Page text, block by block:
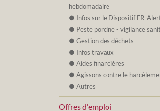
hebdomadaire
Infos sur le Dispositif FR-
Peste porcine - vigilance
Gestion des déchets
Infos travaux
Aides financières
Agissons contre le
Autres
Offres d'emploi